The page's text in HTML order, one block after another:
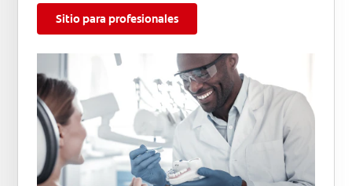
Sitio para profesionales